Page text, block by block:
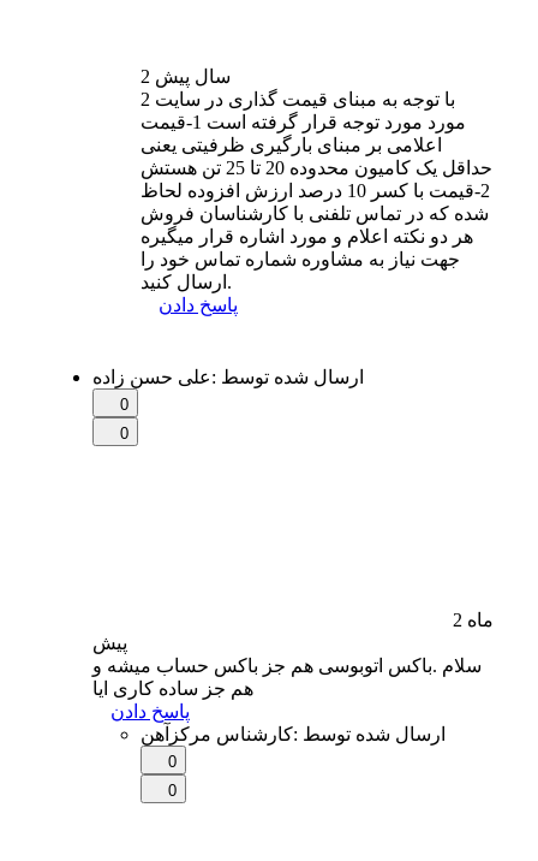
2 سال پیش
با توجه به مبنای قیمت گذاری در سایت 2
مورد مورد توجه قرار گرفته است 1-قیمت
اعلامی بر مبنای بارگیری ظرفیتی یعنی
حداقل یک کامیون محدوده 20 تا 25 تن هستش
2-قیمت با کسر 10 درصد ارزش افزوده لحاظ
شده که در تماس تلفنی با کارشناسان فروش
هر دو نکته اعلام و مورد اشاره قرار میگیره
جهت نیاز به مشاوره شماره تماس خود را
ارسال کنید.
پاسخ دادن
ارسال شده توسط :علی حسن زاده
0
0
2 ماه
پیش
سلام .باکس اتوبوسی هم جز باکس حساب میشه و
هم جز ساده کاری ایا
پاسخ دادن
ارسال شده توسط :کارشناس مرکزآهن
0
0